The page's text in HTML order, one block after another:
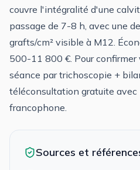
couvre l'intégralité d'une
passage de 7-8 h, avec une
grafts/cm² visible à M12.
500-11 800 €. Pour
séance par trichoscopie +
téléconsultation gratuite avec
francophone.
Sources et